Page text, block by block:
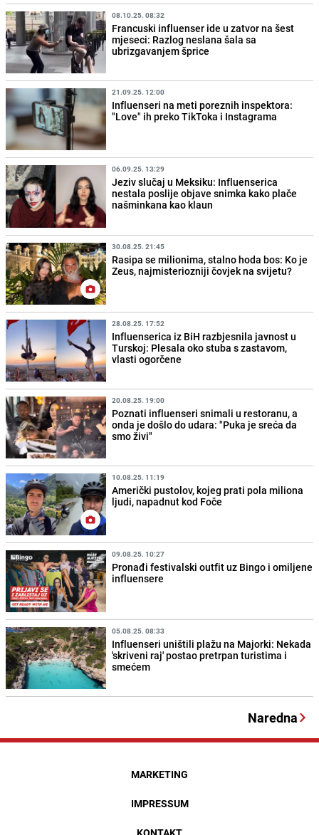
08.10.25. 08:32
Francuski influenser ide u zatvor na šest
mjeseci: Razlog neslana šala sa
ubrizgavanjem šprice
21.09.25. 12:00
Influenseri na meti poreznih inspektora:
"Love" ih preko TikToka i Instagrama
06.09.25. 13:29
Jeziv slučaj u Meksiku: Influenserica
nestala poslije objave snimka kako plače
našminkana kao klaun
30.08.25. 21:45
Rasipa se milionima, stalno hoda bos: Ko je
Zeus, najmisteriozniji čovjek na svijetu?
28.08.25. 17:52
Influenserica iz BiH razbjesnila javnost u
Turskoj: Plesala oko stuba s zastavom,
vlasti ogorčene
20.08.25. 19:00
Poznati influenseri snimali u restoranu, a
onda je došlo do udara: "Puka je sreća da
smo živi"
10.08.25. 11:19
Američki pustolov, kojeg prati pola miliona
ljudi, napadnut kod Foče
09.08.25. 10:27
Pronađi festivalski outfit uz Bingo i omiljene
influensere
05.08.25. 08:33
Influenseri uništili plažu na Majorki: Nekada
'skriveni raj' postao pretrpan turistima i
smećem
Naredna
MARKETING
IMPRESSUM